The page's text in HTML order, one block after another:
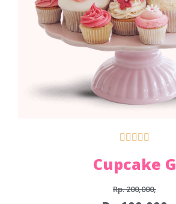
    
Cupcake G
Rp. 200,000,